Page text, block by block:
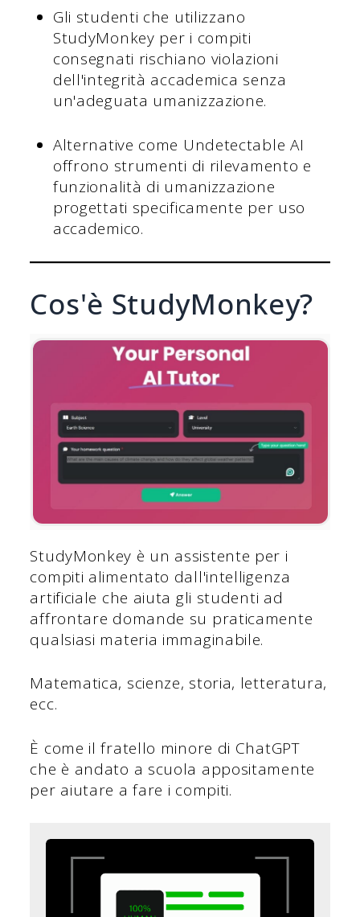
Gli studenti che utilizzano
StudyMonkey per i compiti
consegnati rischiano violazioni
dell'integrità accademica senza
un'adeguata umanizzazione.
Alternative come Undetectable AI
offrono strumenti di rilevamento e
funzionalità di umanizzazione
progettati specificamente per uso
accademico.
Cos'è StudyMonkey?
StudyMonkey è un assistente per i
compiti alimentato dall'intelligenza
artificiale che aiuta gli studenti ad
affrontare domande su praticamente
qualsiasi materia immaginabile.
Matematica, scienze, storia, letteratura,
ecc.
È come il fratello minore di ChatGPT
che è andato a scuola appositamente
per aiutare a fare i compiti.